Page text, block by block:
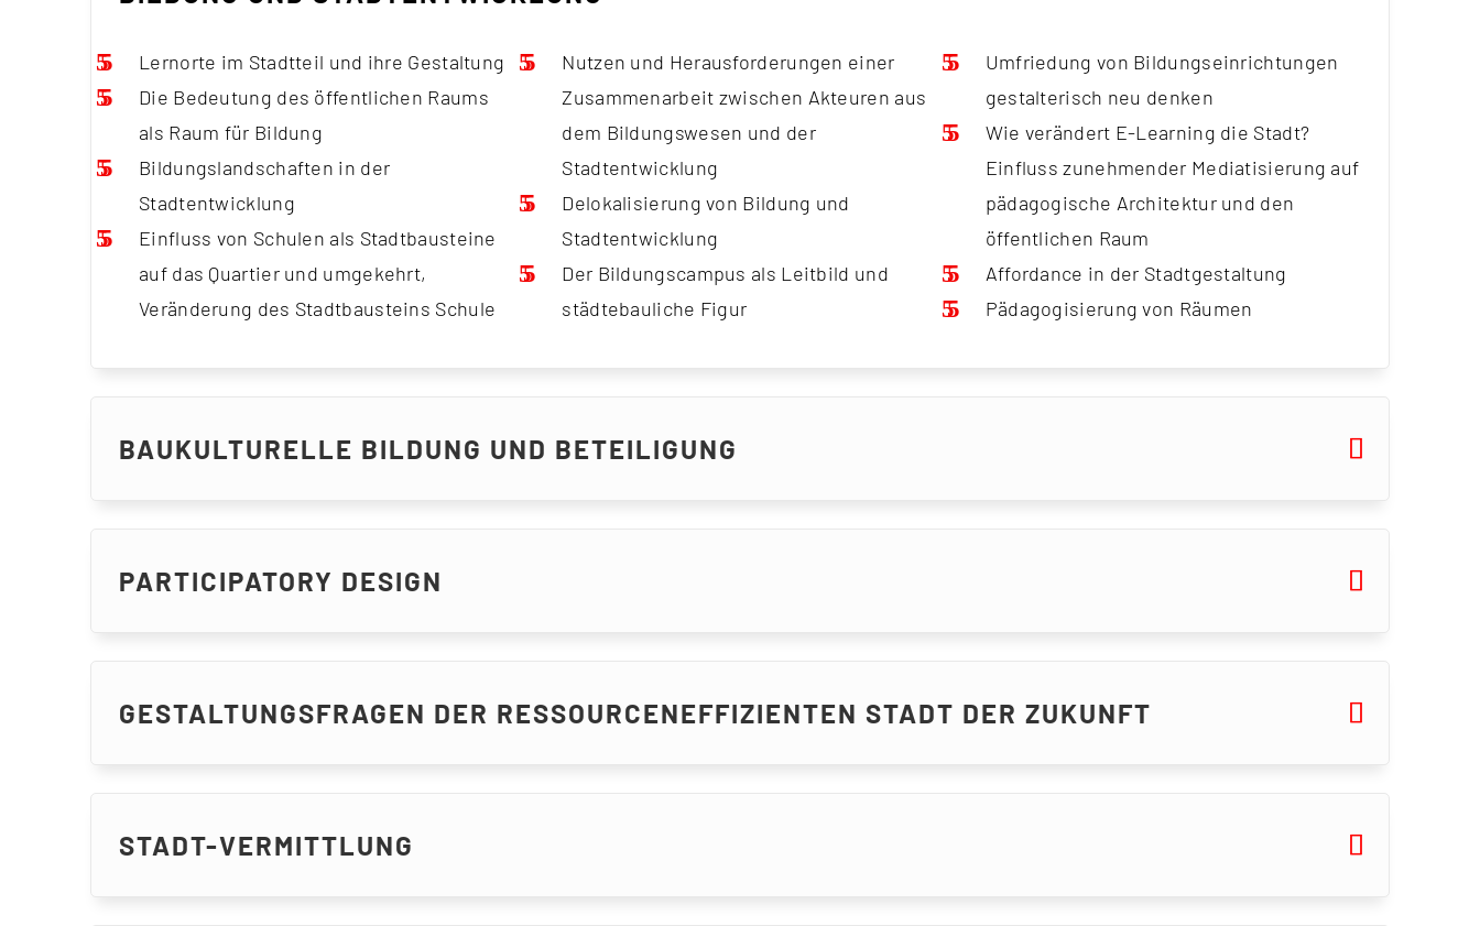
Lernorte im Stadtteil und ihre Gestaltung
Die Bedeutung des öffentlichen Raums
als Raum für Bildung
Bildungslandschaften in der
Stadtentwicklung
Einfluss von Schulen als Stadtbausteine
auf das Quartier und umgekehrt,
Veränderung des Stadtbausteins Schule
Nutzen und Herausforderungen einer
Zusammenarbeit zwischen Akteuren aus
dem Bildungswesen und der
Stadtentwicklung
Delokalisierung von Bildung und
Stadtentwicklung
Der Bildungscampus als Leitbild und
städtebauliche Figur
Umfriedung von Bildungseinrichtungen
gestalterisch neu denken
Wie verändert E-Learning die Stadt?
Einfluss zunehmender Mediatisierung auf
pädagogische Architektur und den
öffentlichen Raum
Affordance in der Stadtgestaltung
Pädagogisierung von Räumen
BAUKULTURELLE BILDUNG UND BETEILIGUNG
PARTICIPATORY DESIGN
GESTALTUNGSFRAGEN DER RESSOURCENEFFIZIENTEN STADT DER ZUKUNFT
STADT-VERMITTLUNG